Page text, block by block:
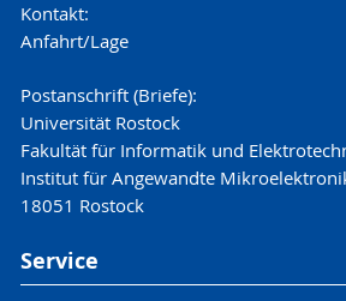
Kontakt:
Anfahrt/Lage
Postanschrift (Briefe):
Universität Rostock
Fakultät für Informatik und
Institut für Angewandte
18051 Rostock
Service